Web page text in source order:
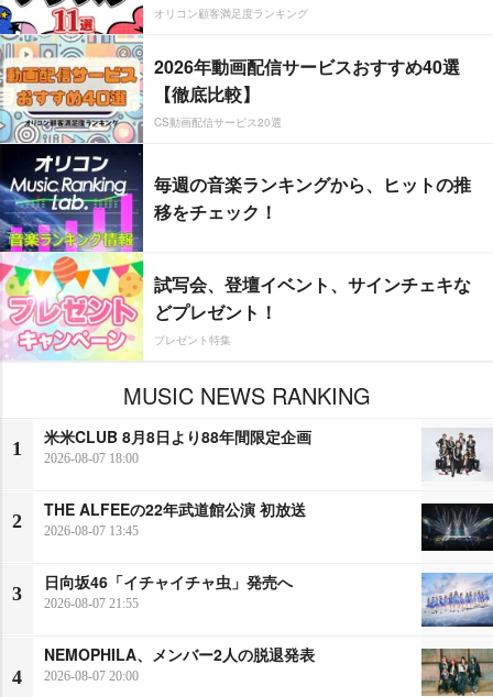
オリコン顧客満足度ランキング
2026年動画配信サービスおすすめ40選
【徹底比較】
CS動画配信サービス20選
毎週の音楽ランキングから、ヒットの推
移をチェック！
試写会、登壇イベント、サインチェキな
どプレゼント！
プレゼント特集
MUSIC NEWS RANKING
1
米米CLUB 8月8日より88年間限定企画
2026-08-07 18:00
2
THE ALFEEの22年武道館公演 初放送
2026-08-07 13:45
3
日向坂46「イチャイチャ虫」発売へ
2026-08-07 21:55
4
NEMOPHILA、メンバー2人の脱退発表
2026-08-07 20:00